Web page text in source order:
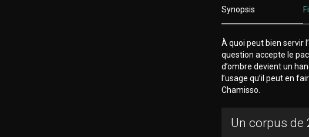
Synopsis
À quoi peut bien servir
question accepte le
d’ombre devient un
l’usage qu’il peut en
Chamisso.
Un corpus de